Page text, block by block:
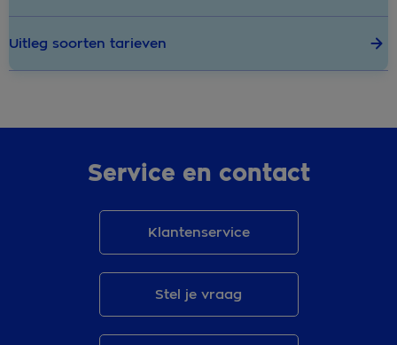
Uitleg soorten tarieven
Service en contact
Klantenservice
Stel je vraag